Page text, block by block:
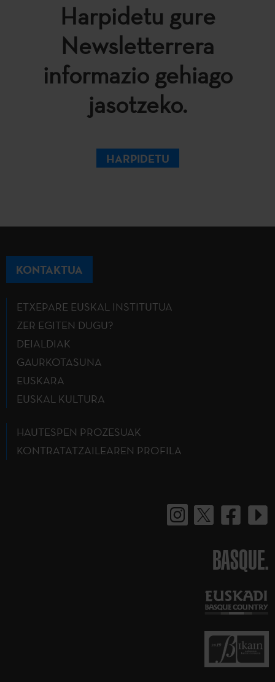
Harpidetu gure
Newsletterrera
informazio gehiago
jasotzeko.
HARPIDETU
KONTAKTUA
ETXEPARE EUSKAL INSTITUTUA
ZER EGITEN DUGU?
DEIALDIAK
GAURKOTASUNA
EUSKARA
EUSKAL KULTURA
HAUTESPEN PROZESUAK
KONTRATATZAILEAREN PROFILA
BASQUE.